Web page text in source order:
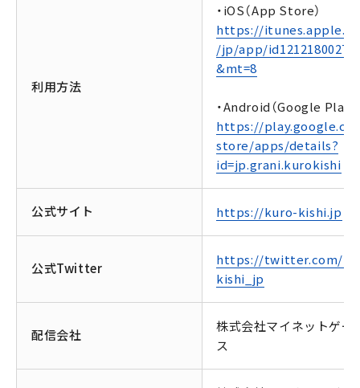
利用方法
・iOS（App Store）
https://
/jp/app/id1212180027?
&mt=8
・Android（Google Play）
https://
store/apps/details?
id=jp.grani.kurokishi
公式サイト https://kuro-kishi.jp
公式Twitter
https://twitter.com/
kishi_jp
配信会社
株式会社マイネットゲー
ス